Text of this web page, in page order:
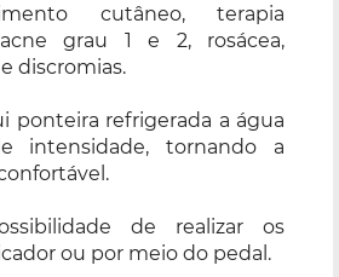
cutâneo, terapia
grau 1 e 2, rosácea,
discromias.
ponteira refrigerada a água
intensidade, tornando a
de realizar os
ou por meio do pedal.